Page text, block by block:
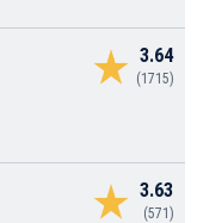
3.64
(1715)
3.63
(571)